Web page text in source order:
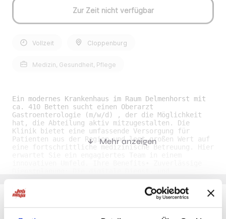
Zur Zeit nicht verfügbar
Vollzeit Cloppenburg
Medizin, Gesundheit, Pflege
Ein modernes Krankenhaus im Raum Delmenhorst mit
ca. 410 Betten sucht einen Oberarzt
Gastroenterologie (m/w/d) , der die Möglichkeit
hat, die Abteilung aktiv mitzugestalten. Die
Klinik bietet eine umfassende Versorgung für
Patienten aus der Region und legt großen Wert auf
eine fortschrittliche medizinische Betreuung. Hier
Urlaubsplanung ermöglicht individuelle
Mitgestaltungs- und Tauschmöglichkeiten, sodass
ein flexibler Ausgleich von Stundensalden
Mehr anzeigen